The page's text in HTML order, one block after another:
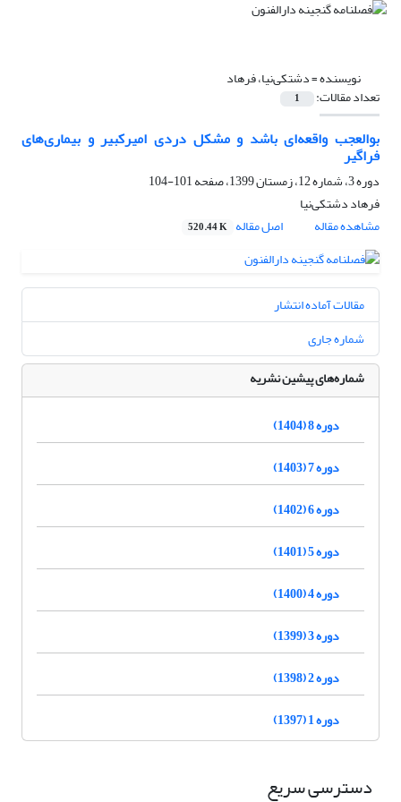
نویسنده =دشتکی‌نیا، فرهاد
تعداد مقالات: 1
بوالعجب واقعه‌ای باشد و مشکل دردی امیرکبیر و بیماری‌های
فراگیر
دوره 3، شماره 12، زمستان 1399، صفحه
101-104
فرهاد دشتکی‌نیا
مشاهده مقاله
اصل مقاله 520.44 K
مقالات آماده انتشار
شماره جاری
شماره‌های پیشین نشریه
دوره 8 (1404)
دوره 7 (1403)
دوره 6 (1402)
دوره 5 (1401)
دوره 4 (1400)
دوره 3 (1399)
دوره 2 (1398)
دوره 1 (1397)
دسترسی سریع